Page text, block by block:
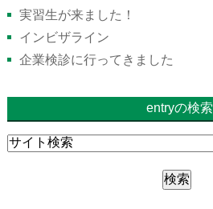
実習生が来ました！
インビザライン
企業検診に行ってきました
entryの検索